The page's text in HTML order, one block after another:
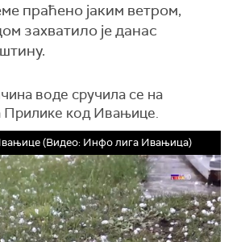
праћено јаким ветром,
захватило је данас
воде сручила се на
Прилике код Ивањице.
(Видео: Инфо лига Ивањица)